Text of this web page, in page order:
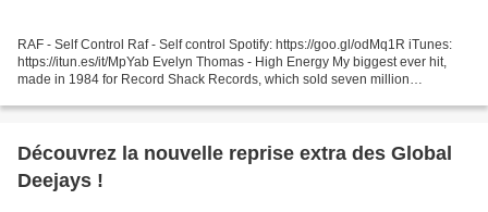
RAF - Self Control Raf - Self control Spotify: https://goo.gl/odMq1R iTunes:
https://itun.es/it/MpYab Evelyn Thomas - High Energy My biggest ever hit,
made in 1984 for Record Shack Records, which sold seven million
Découvrez la nouvelle reprise extra des Global
Deejays !